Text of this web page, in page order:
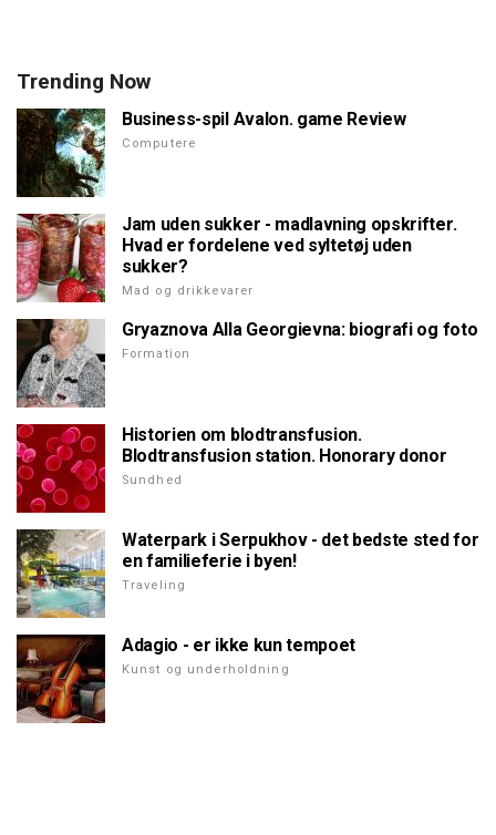
Trending Now
Business-spil Avalon. game Review
Computere
Jam uden sukker - madlavning opskrifter.
Hvad er fordelene ved syltetøj uden
sukker?
Mad og drikkevarer
Gryaznova Alla Georgievna: biografi og foto
Formation
Historien om blodtransfusion.
Blodtransfusion station. Honorary donor
Sundhed
Waterpark i Serpukhov - det bedste sted for
en familieferie i byen!
Traveling
Adagio - er ikke kun tempoet
Kunst og underholdning